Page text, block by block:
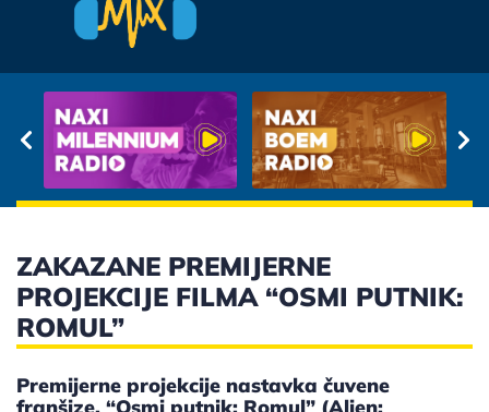
ZAKAZANE PREMIJERNE
PROJEKCIJE FILMA “OSMI PUTNIK:
ROMUL”
Premijerne projekcije nastavka čuvene
franšize, “Osmi putnik: Romul” (Alien: